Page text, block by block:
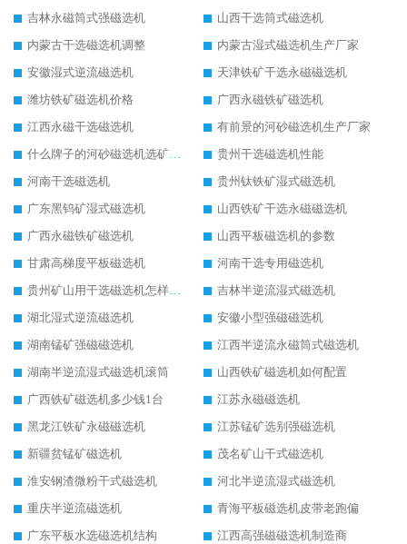
吉林永磁筒式强磁选机
山西干选筒式磁选机
内蒙古干选磁选机调整
内蒙古湿式磁选机生产厂家
安徽湿式逆流磁选机
天津铁矿干选永磁磁选机
潍坊铁矿磁选机价格
广西永磁铁矿磁选机
江西永磁干选磁选机
有前景的河砂磁选机生产厂家
什么牌子的河砂磁选机选矿效果好
贵州干选磁选机性能
河南干选磁选机
贵州钛铁矿湿式磁选机
广东黑钨矿湿式磁选机
山西铁矿干选永磁磁选机
广西永磁铁矿磁选机
山西平板磁选机的参数
甘肃高梯度平板磁选机
河南干选专用磁选机
贵州矿山用干选磁选机怎样调磁
吉林半逆流湿式磁选机
湖北湿式逆流磁选机
安徽小型强磁磁选机
湖南锰矿强磁磁选机
江西半逆流永磁筒式磁选机
湖南半逆流湿式磁选机滚筒
山西铁矿磁选机如何配置
广西铁矿磁选机多少钱1台
江苏永磁磁选机
黑龙江铁矿永磁磁选机
江苏锰矿选别强磁选机
新疆贫锰矿磁选机
茂名矿山干式磁选机
淮安钢渣微粉干式磁选机
河北半逆流湿式磁选机
重庆半逆流磁选机
青海平板磁选机皮带老跑偏
广东平板水选磁选机结构
江西高强磁磁选机制造商